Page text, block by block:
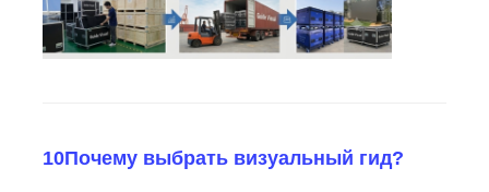
10Почему выбрать визуальный гид?